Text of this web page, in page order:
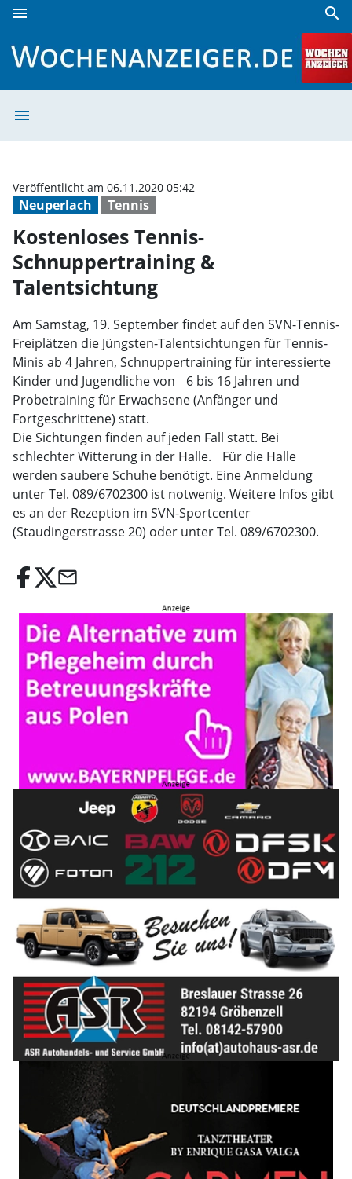
menu search
menu
Neuperlach Tennis
Veröffentlicht am 06.11.2020 05:42
Kostenloses Tennis-
Schnuppertraining &
Talentsichtung
Am Samstag, 19. September findet auf den SVN-Tennis-
Freiplätzen die Jüngsten-Talentsichtungen für Tennis-
Minis ab 4 Jahren, Schnuppertraining für interessierte
Kinder und Jugendliche von 6 bis 16 Jahren und
Probetraining für Erwachsene (Anfänger und
Fortgeschrittene) statt.
Die Sichtungen finden auf jeden Fall statt. Bei
schlechter Witterung in der Halle. Für die Halle
werden saubere Schuhe benötigt. Eine Anmeldung
unter Tel. 089/6702300 ist notwenig. Weitere Infos gibt
es an der Rezeption im SVN-Sportcenter
(Staudingerstrasse 20) oder unter Tel. 089/6702300.
email